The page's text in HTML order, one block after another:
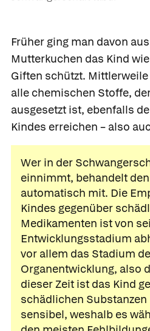
Früher ging man davon
Mutterkuchen das Kind
Giften schützt.
alle chemischen Stoffe,
ausgesetzt ist, ebenfalls
Kindes erreichen – also
Wer in der
einnimmt, behandelt
automatisch mit. Die
Kindes gegenüber
Medikamenten ist von
Entwicklungsstadium
vor allem das Stadium
Organentwicklung, also
dieser Zeit ist das Kind
schädlichen
sensibel, weshalb es